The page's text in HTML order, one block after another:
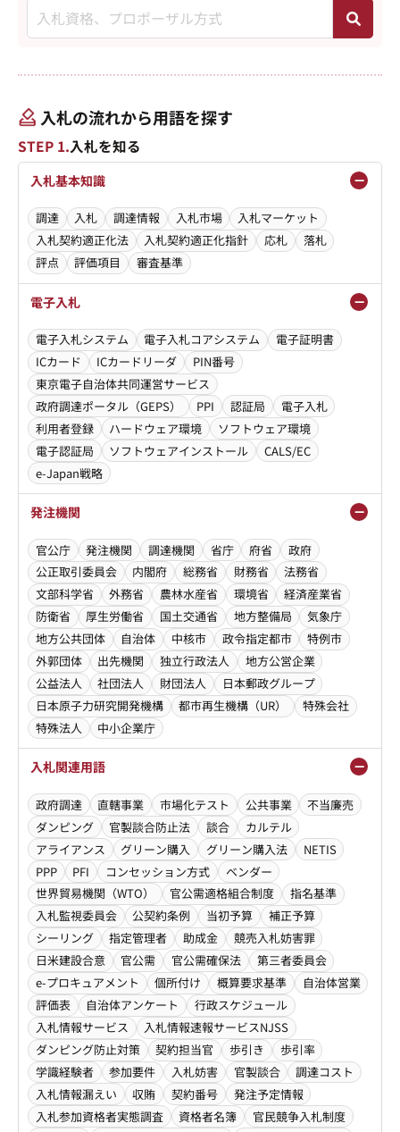
入札の流れから用語を探す
STEP 1.入札を知る
入札基本知識
調達 入札 調達情報 入札市場
入札マーケット
入札契約適正化法
入札契約適正化指針 応札
落札
評点
評価項目 審査基準
電子入札
電子入札システム 電子入札コアシステム
電子証明書
ICカード
ICカードリーダ
PIN番号
東京電子自治体共同運営サービス
政府調達ポータル（GEPS）
PPI 認証局
電子入札
利用者登録
ハードウェア環境
ソフトウェア環境
電子認証局
ソフトウェアインストール
CALS/EC
e-Japan戦略
発注機関
官公庁 発注機関 調達機関 省庁 府省
政府
公正取引委員会
内閣府 総務省 財務省
法務省
文部科学省
外務省 農林水産省 環境省
経済産業省
防衛省
厚生労働省 国土交通省 地方整備局
気象庁
地方公共団体
自治体 中核市 政令指定都市
特例市
外郭団体
出先機関 独立行政法人
地方公営企業
公益法人
社団法人 財団法人
日本郵政グループ
日本原子力研究開発機構
都市再生機構（UR）
特殊会社
特殊法人
中小企業庁
入札関連用語
政府調達 直轄事業 市場化テスト 公共事業
不当廉売
ダンピング
官製談合防止法 談合
カルテル
アライアンス
グリーン購入 グリーン購入法
NETIS
PPP
PFI コンセッション方式
ベンダー
世界貿易機関（WTO）
官公需適格組合制度
指名基準
入札監視委員会
公契約条例 当初予算
補正予算
シーリング
指定管理者 助成金
競売入札妨害罪
日米建設合意
官公需 官公需確保法
第三者委員会
e-プロキュアメント
個所付け 概算要求基準
自治体営業
評価表
自治体アンケート
行政スケジュール
入札情報サービス
入札情報速報サービスNJSS
ダンピング防止対策
契約担当官 歩引き
歩引率
学識経験者
参加要件 入札妨害 官製談合
調達コスト
入札情報漏えい
収賄 契約番号
発注予定情報
入札参加資格者実態調査
資格者名簿
官民競争入札制度